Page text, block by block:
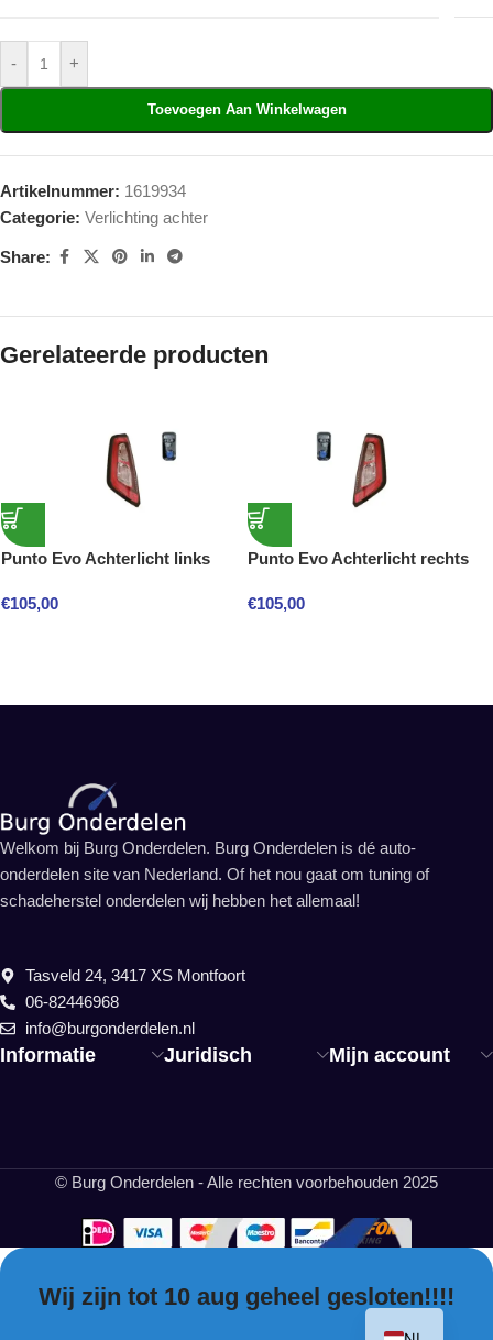
- +
Toevoegen Aan Winkelwagen
Artikelnummer: 1619934
Categorie: Verlichting achter
Share:
Gerelateerde producten
Punto Evo Achterlicht links
€105,00
Punto Evo Achterlicht rechts
€105,00
Informatie Juridisch Mijn account
Welkom bij Burg Onderdelen. Burg Onderdelen is dé auto-
onderdelen site van Nederland. Of het nou gaat om tuning of
schadeherstel onderdelen wij hebben het allemaal!
Tasveld 24, 3417 XS Montfoort
06-82446968
info@burgonderdelen.nl
© Burg Onderdelen - Alle rechten voorbehouden 2025
Wij zijn tot 10 aug geheel gesloten!!!!
EN